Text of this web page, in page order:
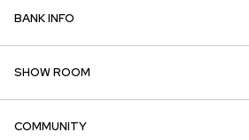
BANK INFO
SHOW ROOM
COMMUNITY